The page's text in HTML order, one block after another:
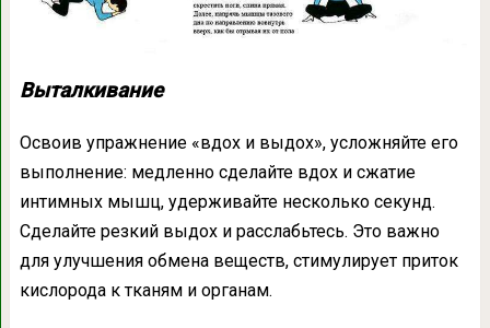
Выталкивание
Освоив упражнение «вдох и выдох», усложняйте его
выполнение: медленно сделайте вдох и сжатие
интимных мышц, удерживайте несколько секунд.
Сделайте резкий выдох и расслабьтесь. Это важно
для улучшения обмена веществ, стимулирует приток
кислорода к тканям и органам.